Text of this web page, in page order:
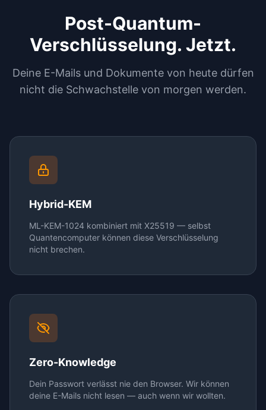
Post-Quantum-
Verschlüsselung. Jetzt.
Deine E-Mails und Dokumente von heute dürfen
nicht die Schwachstelle von morgen werden.
Hybrid-KEM
ML-KEM-1024 kombiniert mit X25519 — selbst
Quantencomputer können diese Verschlüsselung
nicht brechen.
Zero-Knowledge
Dein Passwort verlässt nie den Browser. Wir können
deine E-Mails nicht lesen — auch wenn wir wollten.